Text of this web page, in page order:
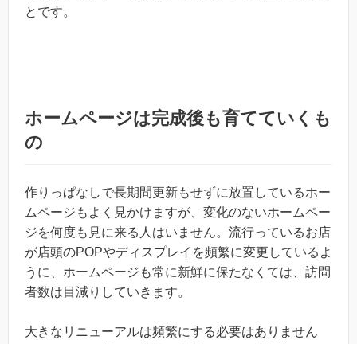
とです。
ホームページは完成後も育てていくも
の
作りっぱなしで長期間更新もせずに放置しているホー
ムページもよく見かけますが、変化のないホームペー
ジを何度も見に来る人はいません。流行っているお店
が店頭のPOPやディスプレイを頻繁に変更しているよ
うに、ホームページも常に新鮮に保たなくては、訪問
者数は目減りしていきます。
大きなリニューアルは頻繁にする必要はありません